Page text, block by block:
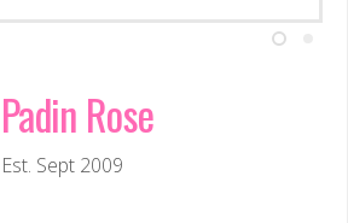
Padin Rose
Est. Sept 2009